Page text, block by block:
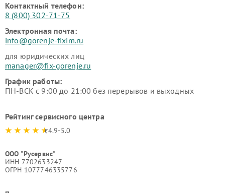
Контактный телефон:
8 (800) 302-71-75
Электронная почта:
info@gorenje-fixim.ru
для юридических лиц
manager@fix-gorenje.ru
График работы:
ПН-ВСК с 9:00 до 21:00 без перерывов и выходных
Рейтинг сервисного центра
4.9-5.0
ООО "Русервис"
ИНН 7702633247
ОГРН 1077746335776